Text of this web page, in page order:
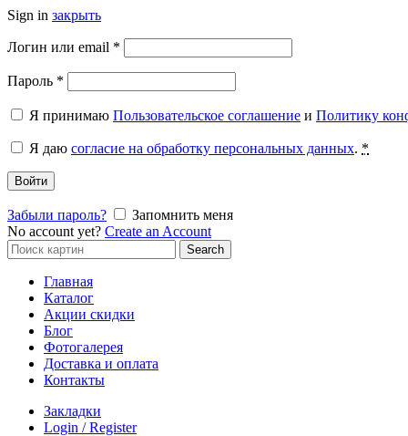
Sign in закрыть
Логин или email *
Пароль *
Я принимаю Пользовательское соглашение и Политику
Я даю согласие на обработку персональных данных. *
Войти
Забыли пароль?
Запомнить меня
No account yet? Create an Account
Search
for:
Search
Главная
Каталог
Акции скидки
Блог
Фотогалерея
Доставка и оплата
Контакты
Закладки
Login / Register